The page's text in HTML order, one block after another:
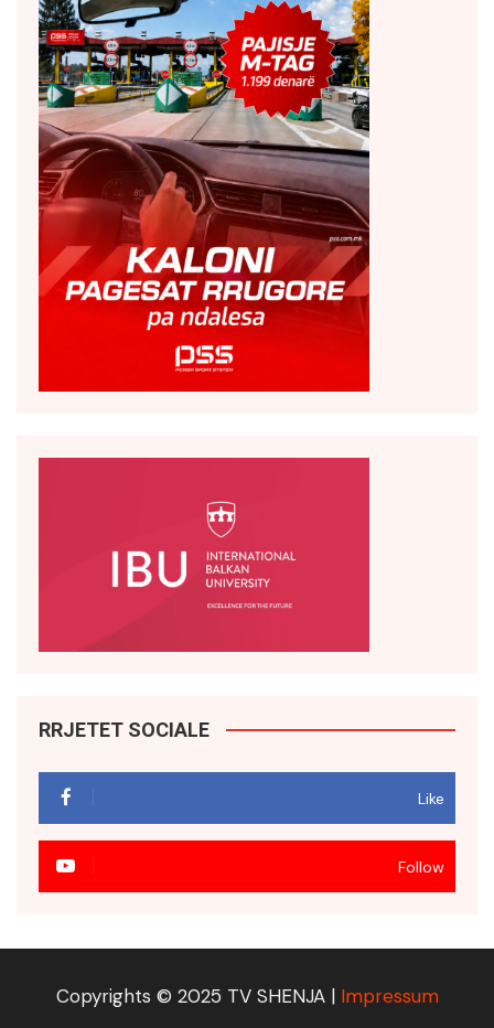
RRJETET SOCIALE
Like
Follow
Copyrights © 2025 TV SHENJA | Impressum